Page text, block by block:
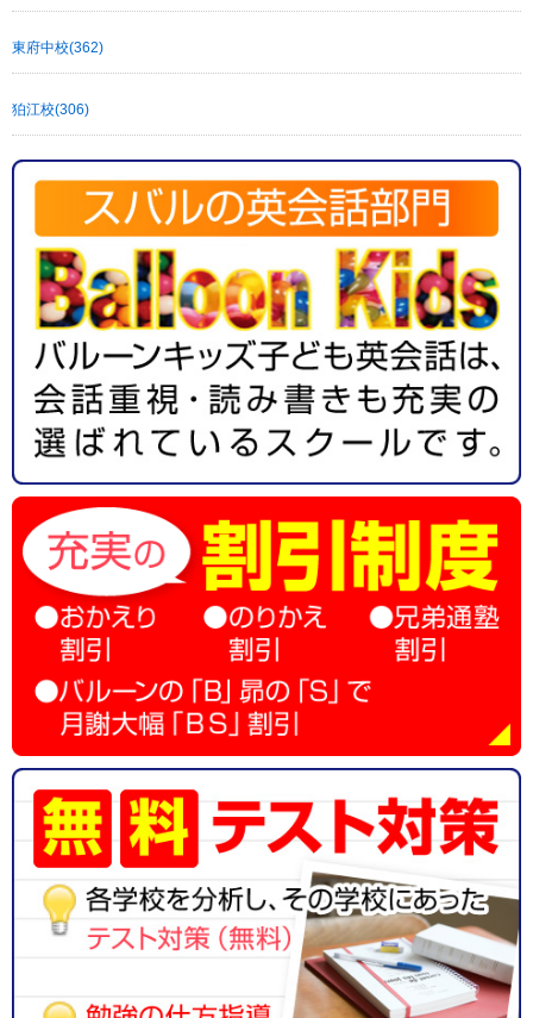
東府中校(362)
狛江校(306)